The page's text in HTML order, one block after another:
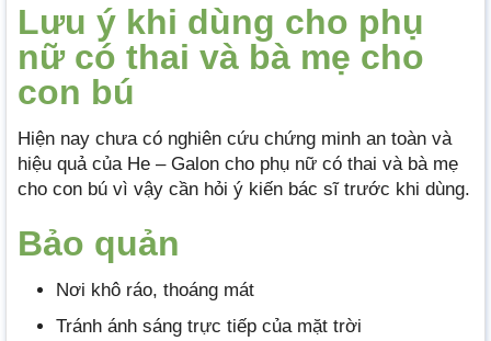
Lưu ý khi dùng cho phụ
nữ có thai và bà mẹ cho
con bú
Hiện nay chưa có nghiên cứu chứng minh an toàn và
hiệu quả của He – Galon cho phụ nữ có thai và bà mẹ
cho con bú vì vậy cần hỏi ý kiến bác sĩ trước khi dùng.
Bảo quản
Nơi khô ráo, thoáng mát
Tránh ánh sáng trực tiếp của mặt trời